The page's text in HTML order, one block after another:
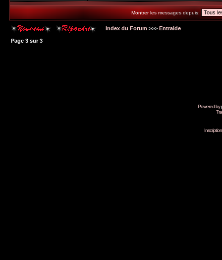
Montrer les messages depuis:
Index du Forum >>> Entraide
Page 3 sur3
Powered by